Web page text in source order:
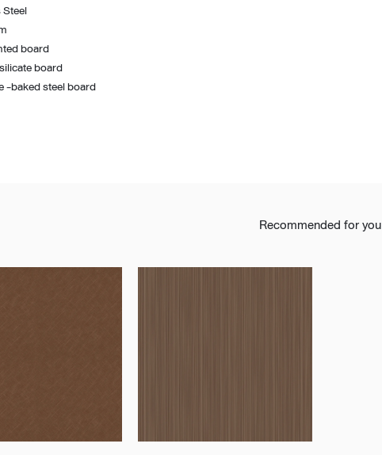
board
board
-baked steel board
Recommended for you